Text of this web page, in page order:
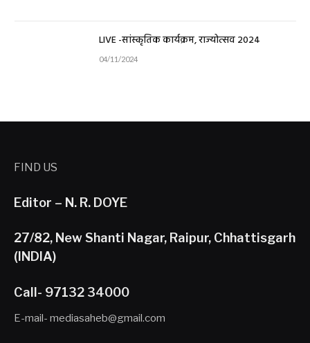
LIVE -सांस्कृतिक कार्यक्रम, राज्योत्सव 2024
04/11/2024
FIND US
Editor – N. R. DOYE
27/82, New Shanti Nagar, Raipur, Chhattisgarh
(INDIA)
Call- 97132 34000
E-mail- mediasaheb@gmail.com